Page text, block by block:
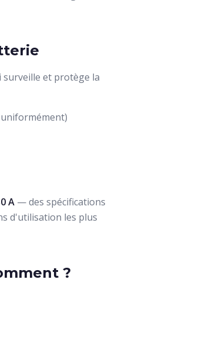
et protège la
A — des spécifications
d'utilisation les plus
?